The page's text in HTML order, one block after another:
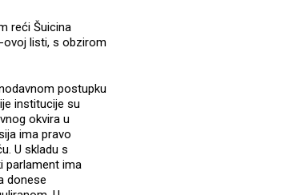
reći Šuicina
ovoj listi, s obzirom
postupku
institucije su
okvira u
ima pravo
U skladu s
parlament ima
donese